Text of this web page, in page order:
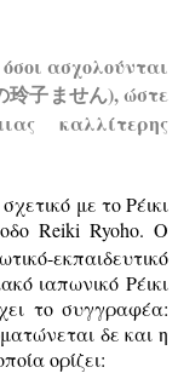
ασχολούνται
玲子ません), ώστε
καλλίτερης
με το Ρέικι
Reiki Ryoho. Ο
εκπαιδευτικό
ιαπωνικό Ρέικι
το συγγραφέα:
δε και η
ορίζει: